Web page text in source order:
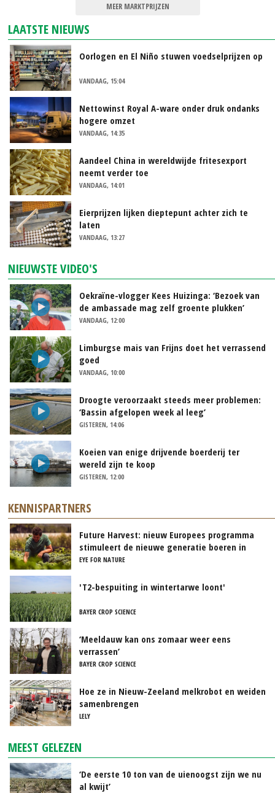
MEER MARKTPRIJZEN
LAATSTE NIEUWS
Oorlogen en El Niño stuwen voedselprijzen op
VANDAAG, 15:04
Nettowinst Royal A-ware onder druk ondanks
hogere omzet
VANDAAG, 14:35
Aandeel China in wereldwijde fritesexport
neemt verder toe
VANDAAG, 14:01
Eierprijzen lijken dieptepunt achter zich te
laten
VANDAAG, 13:27
NIEUWSTE VIDEO'S
Oekraïne-vlogger Kees Huizinga: ‘Bezoek van
de ambassade mag zelf groente plukken’
VANDAAG, 12:00
Limburgse mais van Frijns doet het verrassend
goed
VANDAAG, 10:00
Droogte veroorzaakt steeds meer problemen:
‘Bassin afgelopen week al leeg’
GISTEREN, 14:06
Koeien van enige drijvende boerderij ter
wereld zijn te koop
GISTEREN, 12:00
KENNISPARTNERS
Future Harvest: nieuw Europees programma
stimuleert de nieuwe generatie boeren in
Nederland
EYE FOR NATURE
'T2-bespuiting in wintertarwe loont'
BAYER CROP SCIENCE
‘Meeldauw kan ons zomaar weer eens
verrassen’
BAYER CROP SCIENCE
Hoe ze in Nieuw-Zeeland melkrobot en weiden
samenbrengen
LELY
MEEST GELEZEN
‘De eerste 10 ton van de uienoogst zijn we nu
al kwijt’